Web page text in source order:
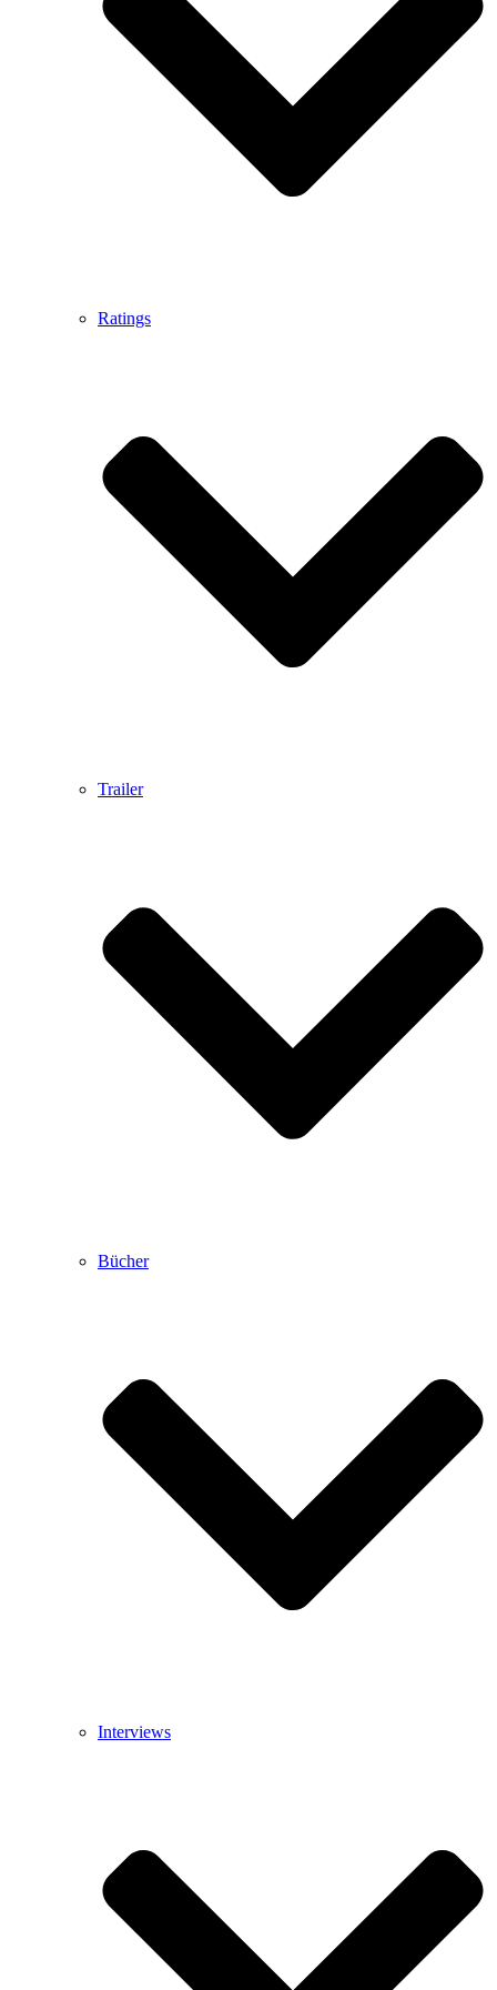
Ratings
Trailer
Bücher
Interviews